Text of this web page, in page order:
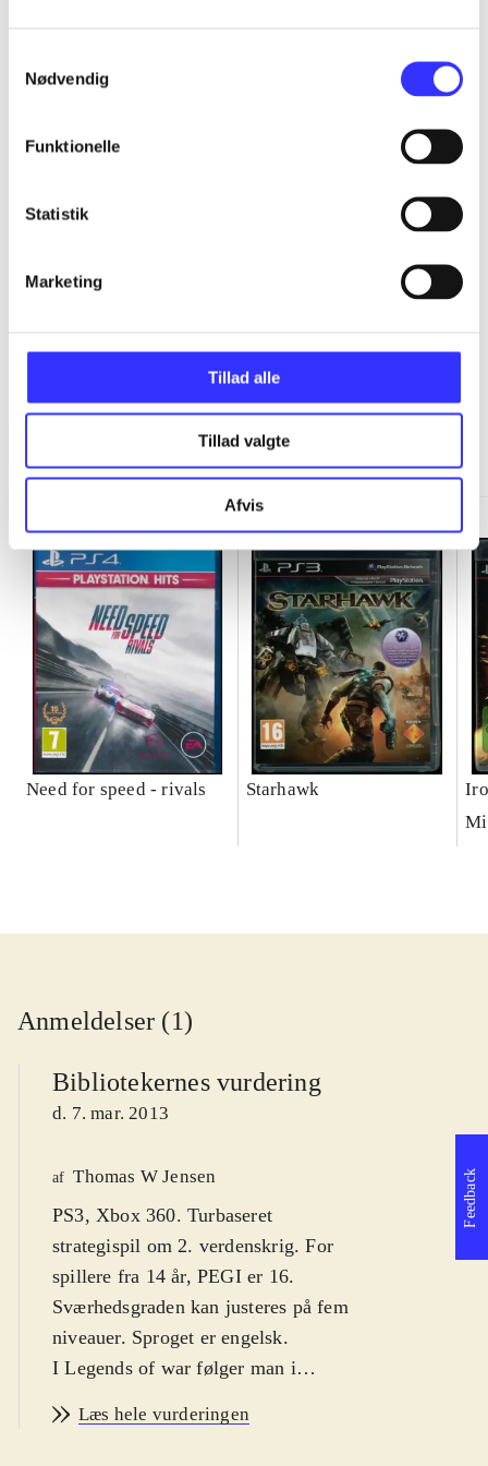
Nødvendig
Funktionelle
Statistik
Marketing
Tillad alle
Tillad valgte
Afvis
...
...
...
Need for speed - rivals Starhawk
Anmeldelser (1)
Bibliotekernes vurdering
d. 7. mar. 2013
af Thomas W Jensen
PS3, Xbox 360. Turbaseret
strategispil om 2. verdenskrig. For
spillere fra 14 år, PEGI er 16.
Sværhedsgraden kan justeres på fem
niveauer. Sproget er engelsk.
I Legends of war følger man i
mod tyskerne under 2. verdenskrig,
Læs hele vurderingen
Feedback